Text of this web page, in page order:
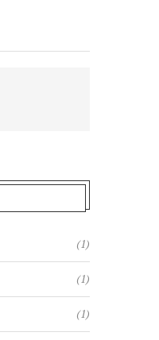
(1)
(1)
(1)